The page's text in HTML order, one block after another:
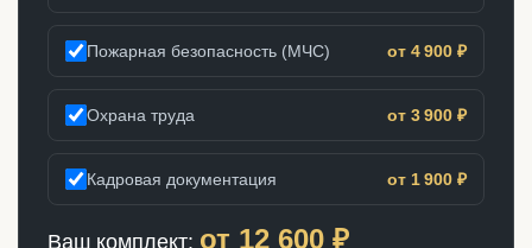
Пожарная безопасность (МЧС) от 4 900 ₽
Охрана труда от 3 900 ₽
Кадровая документация от 1 900 ₽
Ваш комплект: от 12 600 ₽